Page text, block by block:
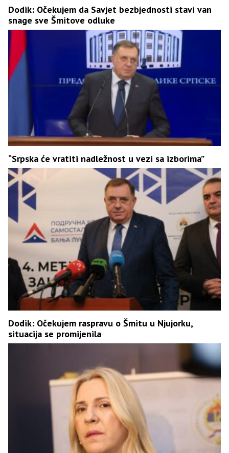
Dodik: Očekujem da Savjet bezbjednosti stavi van
snage sve Šmitove odluke
“Srpska će vratiti nadležnost u vezi sa izborima”
Dodik: Očekujem raspravu o Šmitu u Njujorku,
situacija se promijenila